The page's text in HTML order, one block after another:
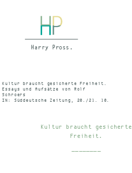
Kultur braucht gesicherte Freiheit.
Essays und Aufsätze von Rolf
Schroers
IN: Süddeutsche Zeitung, 20./21. 10.
Kultur braucht gesicherte
Freiheit.